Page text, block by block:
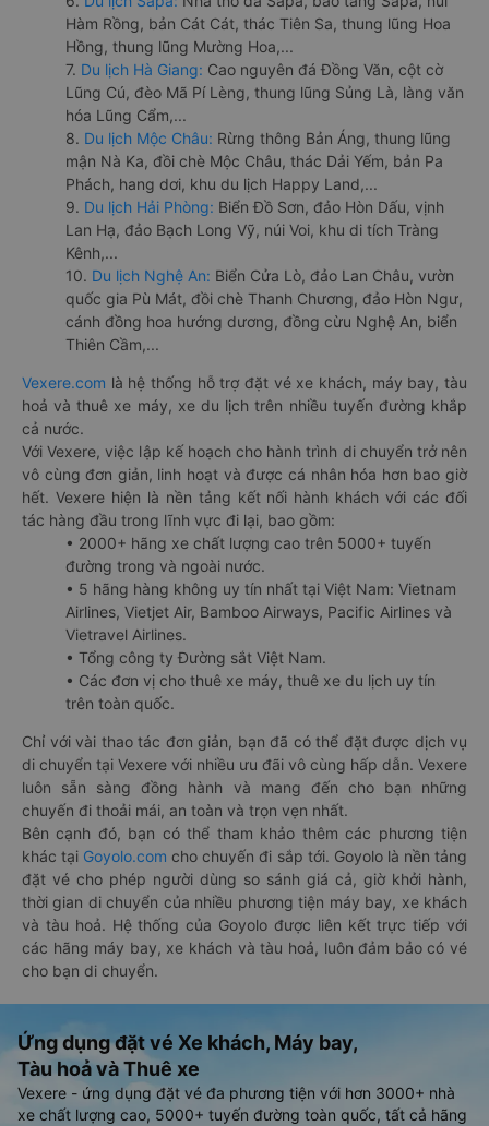
Hàm Rồng, bản Cát Cát, thác Tiên Sa, thung lũng Hoa
Hồng, thung lũng Mường Hoa,...
7. Du lịch Hà Giang: Cao nguyên đá Đồng Văn, cột cờ
Lũng Cú, đèo Mã Pí Lèng, thung lũng Sủng Là, làng văn
hóa Lũng Cẩm,...
8. Du lịch Mộc Châu: Rừng thông Bản Áng, thung lũng
mận Nà Ka, đồi chè Mộc Châu, thác Dải Yếm, bản Pa
Phách, hang dơi, khu du lịch Happy Land,...
9. Du lịch Hải Phòng: Biển Đồ Sơn, đảo Hòn Dấu, vịnh
Lan Hạ, đảo Bạch Long Vỹ, núi Voi, khu di tích Tràng
Kênh,...
10. Du lịch Nghệ An: Biển Cửa Lò, đảo Lan Châu, vườn
quốc gia Pù Mát, đồi chè Thanh Chương, đảo Hòn Ngư,
cánh đồng hoa hướng dương, đồng cừu Nghệ An, biển
Thiên Cầm,...
Vexere.com là hệ thống hỗ trợ đặt vé xe khách, máy bay, tàu
hoả và thuê xe máy, xe du lịch trên nhiều tuyến đường khắp
cả nước.
Với Vexere, việc lập kế hoạch cho hành trình di chuyển trở nên
vô cùng đơn giản, linh hoạt và được cá nhân hóa hơn bao giờ
hết. Vexere hiện là nền tảng kết nối hành khách với các đối
tác hàng đầu trong lĩnh vực đi lại, bao gồm:
• 2000+ hãng xe chất lượng cao trên 5000+ tuyến
đường trong và ngoài nước.
• 5 hãng hàng không uy tín nhất tại Việt Nam: Vietnam
Airlines, Vietjet Air, Bamboo Airways, Pacific Airlines và
Vietravel Airlines.
• Tổng công ty Đường sắt Việt Nam.
• Các đơn vị cho thuê xe máy, thuê xe du lịch uy tín
trên toàn quốc.
Chỉ với vài thao tác đơn giản, bạn đã có thể đặt được dịch vụ
di chuyển tại Vexere với nhiều ưu đãi vô cùng hấp dẫn. Vexere
luôn sẵn sàng đồng hành và mang đến cho bạn những
chuyến đi thoải mái, an toàn và trọn vẹn nhất.
Bên cạnh đó, bạn có thể tham khảo thêm các phương tiện
khác tại Goyolo.com cho chuyến đi sắp tới. Goyolo là nền tảng
đặt vé cho phép người dùng so sánh giá cả, giờ khởi hành,
thời gian di chuyển của nhiều phương tiện máy bay, xe khách
và tàu hoả. Hệ thống của Goyolo được liên kết trực tiếp với
các hãng máy bay, xe khách và tàu hoả, luôn đảm bảo có vé
cho bạn di chuyển.
Ứng dụng đặt vé Xe khách, Máy bay,
Tàu hoả và Thuê xe
Vexere - ứng dụng đặt vé đa phương tiện với hơn 3000+ nhà
xe chất lượng cao, 5000+ tuyến đường toàn quốc, tất cả hãng